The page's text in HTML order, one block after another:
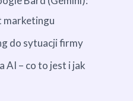
marketingu
do sytuacji firmy
AI – co to jest i jak